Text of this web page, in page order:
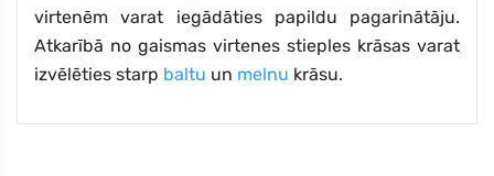
virtenēm varat iegādāties papildu pagarinātāju.
Atkarībā no gaismas virtenes stieples krāsas varat
izvēlēties starp baltu un melnu krāsu.